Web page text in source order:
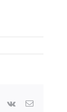
pinterest
vk
E-